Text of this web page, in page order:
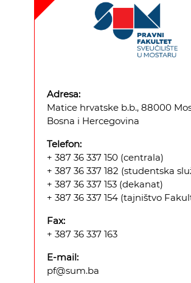
Adresa:
Matice hrvatske b.b., 88000
Bosna i Hercegovina
Telefon:
+ 387 36 337 150 (centrala)
+ 387 36 337 182 (studentska
+ 387 36 337 153 (dekanat)
+ 387 36 337 154 (tajništvo
Fax:
+ 387 36 337 163
E-mail:
pf@sum.ba